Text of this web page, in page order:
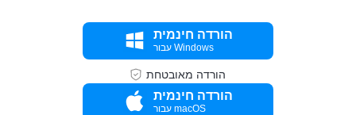
הורדה חינמית
עבור Windows
הורדה מאובטחת
הורדה חינמית
עבור macOS